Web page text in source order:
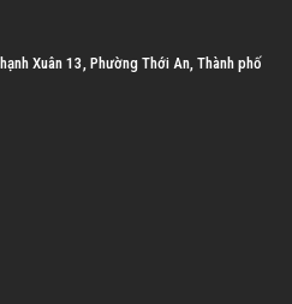
Xuân 13, Phường Thới An, Thành phố